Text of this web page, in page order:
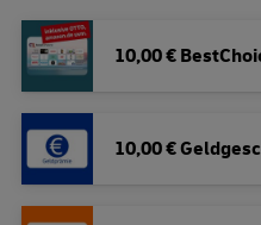
10,00 €
10,00 €